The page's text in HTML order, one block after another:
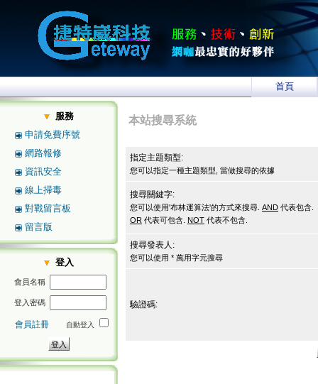
首頁
服務
申請免費序號
網路報修
資訊安全
線上掃毒
對戰留言板
留言版
登入
會員名稱
登入密碼
會員註冊 自動登入
本站搜尋系統
指定主題類型:
您可以指定一種主題類型, 當做搜尋的依據
搜尋關鍵字:
您可以使用'布林運算法'的方式來搜尋. AND 代表包含.
OR 代表可包含. NOT 代表不包含.
搜尋發表人:
您可以使用 * 萬用字元搜尋
驗證碼: